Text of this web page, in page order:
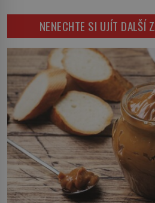
dokáže
bychom
energie.
pozornost
astronomů.
něco
Naprosto
Gary
zkoumají
Průzkumu
NENECHTE SI UJÍT DALŠÍ